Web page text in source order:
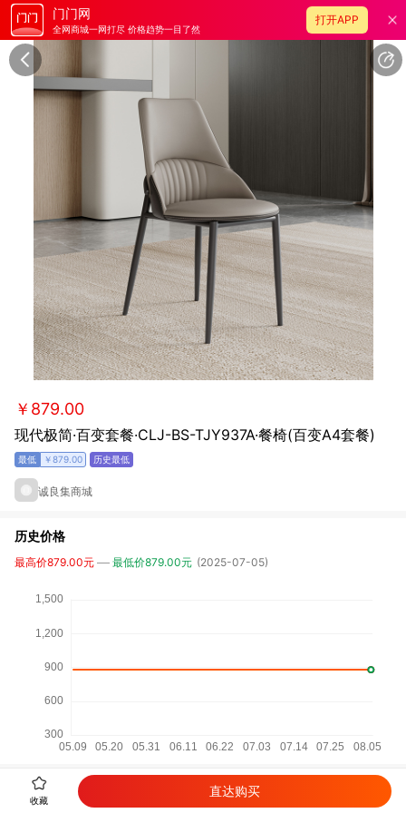
门门网
全网商城一网打尽 价格趋势一目了然
打开APP
￥879.00
现代极简·百变套餐·CLJ-BS-TJY937A·餐椅(百变A4套餐)
￥879.00
诚良集商城
历史价格
最高价879.00元 最低价879.00元 (2025-07-05)
详细参数
收藏
直达购买